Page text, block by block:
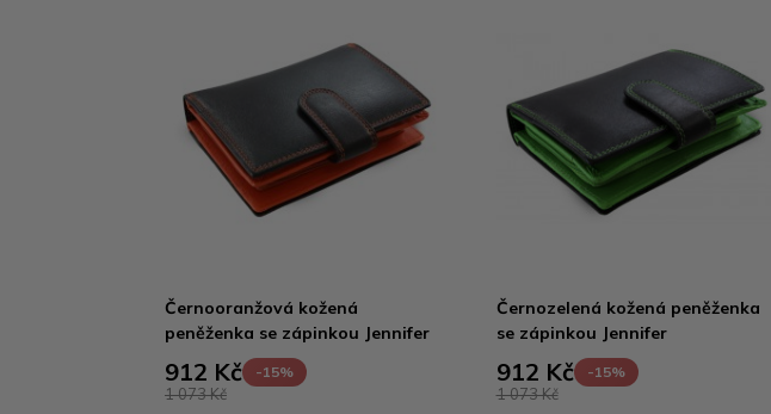
Černooranžová kožená
peněženka se zápinkou Jennifer
912 Kč -15%
1 073 Kč
Černozelená kožená peněženka
se zápinkou Jennifer
912 Kč -15%
1 073 Kč